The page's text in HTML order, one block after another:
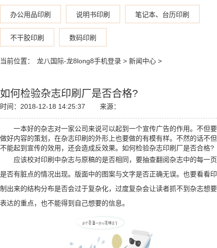
办公用品印刷 说明书印刷 笔记本、台历印刷
不干胶印刷 数码印刷
当前位置： 龙八国际-龙8long8手机登录 > 新闻中心 >
如何检验杂志印刷厂是否合格?
时间：2018-12-18 14:25:37 来源：
一本好的杂志对一家公司来说可以起到一个宣传广告的作用。不但要
做好内容的策划，在杂志印刷的外形上也要做的有模有样。不然的话不但
不能起到宣传的效用，还会造成反效果。如何检验杂志印刷厂是否合格?
应该校对印刷中杂志与原稿的是否相同，要抽查翻阅杂志中的每一页
是否有脏点的情况出现。版面中的图案与文字是否正确无误。也要看看印
制出来的结构分布是否会过于复杂化，过度复杂会让读者抓不到杂志想要
表达的重点，也不能得到自己想要的信息。